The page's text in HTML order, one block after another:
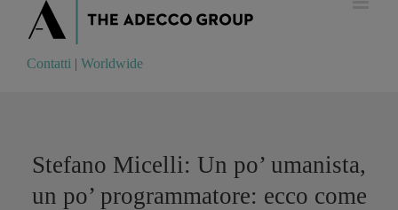
Contatti Worldwide
Contatti | Worldwide
Stefano Micelli: Un po’ umanista,
un po’ programmatore: ecco come